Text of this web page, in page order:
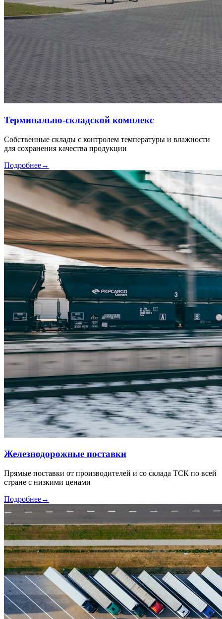
Терминально-складской комплекс
Собственные склады с контролем температуры и влажности
для сохранения качества продукции
Подробнее→
Железнодорожные поставки
Прямые поставки от производителей и со склада ТСК по всей
стране с низкими ценами
Подробнее→